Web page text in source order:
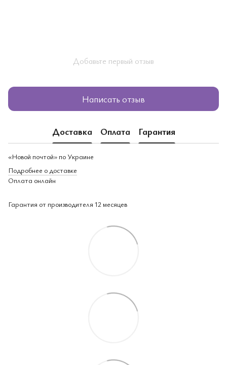
Добавьте первый отзыв
Написать отзыв
Доставка Оплата Гарантия
«Новой почтой» по Украине
Подробнее о доставке
Оплата онлайн
Гарантия от производителя 12 месяцев